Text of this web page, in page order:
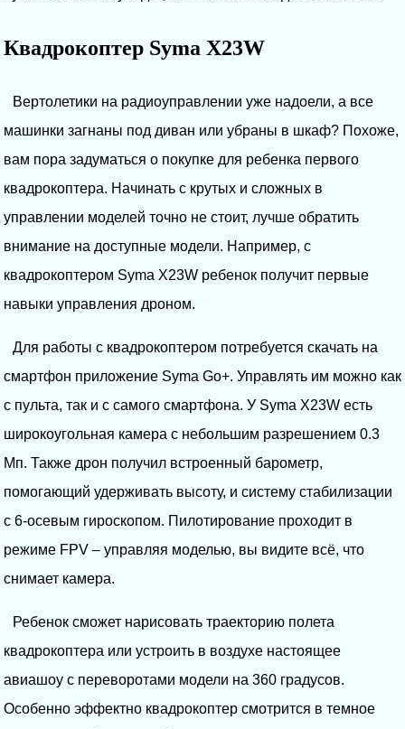
Квадрокоптер Syma X23W
Вертолетики на радиоуправлении уже надоели, а все
машинки загнаны под диван или убраны в шкаф? Похоже,
вам пора задуматься о покупке для ребенка первого
квадрокоптера. Начинать с крутых и сложных в
управлении моделей точно не стоит, лучше обратить
внимание на доступные модели. Например, с
квадрокоптером Syma X23W ребенок получит первые
навыки управления дроном.
Для работы с квадрокоптером потребуется скачать на
смартфон приложение Syma Go+. Управлять им можно как
с пульта, так и с самого смартфона. У Syma X23W есть
широкоугольная камера с небольшим разрешением 0.3
Мп. Также дрон получил встроенный барометр,
помогающий удерживать высоту, и систему стабилизации
с 6-осевым гироскопом. Пилотирование проходит в
режиме FPV – управляя моделью, вы видите всё, что
снимает камера.
Ребенок сможет нарисовать траекторию полета
квадрокоптера или устроить в воздухе настоящее
авиашоу с переворотами модели на 360 градусов.
Особенно эффектно квадрокоптер смотрится в темное